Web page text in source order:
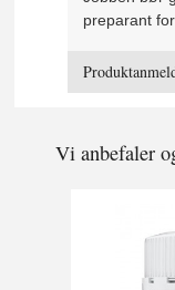
preparant
Vi anbefaler